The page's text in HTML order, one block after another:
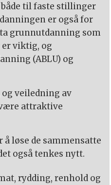
til faste stillinger
er også for
grunnutdanning som
viktig, og
(ABLU) og
og veiledning av
attraktive
å løse de sammensatte
også tenkes nytt.
rydding, renhold og